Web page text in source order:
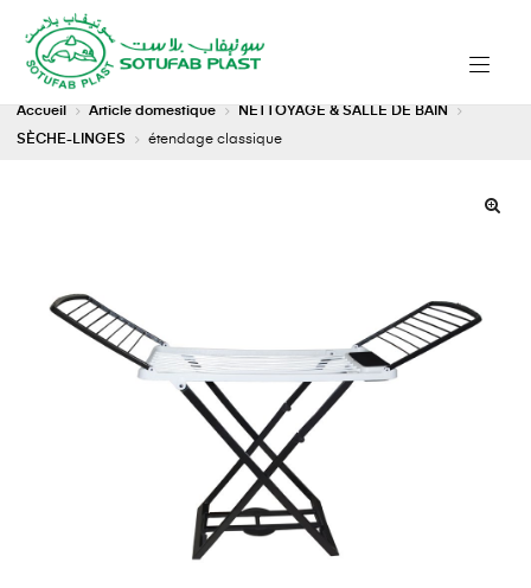
Accueil Article domestique
NETTOYAGE & SALLE DE BAIN
SÈCHE-LINGES
étendage classique